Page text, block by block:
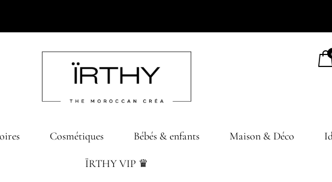
Cosmétiques Bébés & enfants Maison & Déco
ÏRTHY VIP ♛